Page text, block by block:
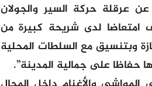
عرقلة حركة السير والجولان
امتعاضا لدى شريحة كبيرة من
وبتنسيق مع السلطات المحلية
حفاظا على جمالية المدينة”.